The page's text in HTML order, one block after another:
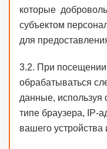
которые
субъектом
для
3.2. При посещении
обрабатываться
данные,
типе браузера, IP-
вашего устройства